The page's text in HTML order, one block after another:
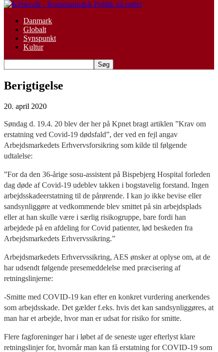
Danmark
Globalt
Synspunkt
Kultur
Berigtigelse
20. april 2020
Søndag d. 19.4. 20 blev der her på Kpnet bragt artiklen ”Krav om
erstatning ved Covid-19 dødsfald”, der ved en fejl angav
Arbejdsmarkedets Erhvervsforsikring som kilde til følgende
udtalelse:
”For da den 36-årige sosu-assistent på Bispebjerg Hospital forleden
dag døde af Covid-19 udeblev takken i bogstavelig forstand. Ingen
arbejdsskadeerstatning til de pårørende. I kan jo ikke bevise eller
sandsynliggøre at vedkommende blev smittet på sin arbejdsplads
eller at han skulle være i særlig risikogruppe, bare fordi han
arbejdede på en afdeling for Covid patienter, lød beskeden fra
Arbejdsmarkedets Erhvervssikring.”
Arbejdsmarkedets Erhvervssikring, AES ønsker at oplyse om, at de
har udsendt følgende presemeddelelse med præcisering af
retningslinjerne:
-Smitte med COVID-19 kan efter en konkret vurdering anerkendes
som arbejdsskade. Det gælder f.eks. hvis det kan sandsynliggøres, at
man har et arbejde, hvor man er udsat for risiko for smitte.
Flere fagforeninger har i løbet af de seneste uger efterlyst klare
retningslinjer for, hvornår man kan få erstatning for COVID-19 som